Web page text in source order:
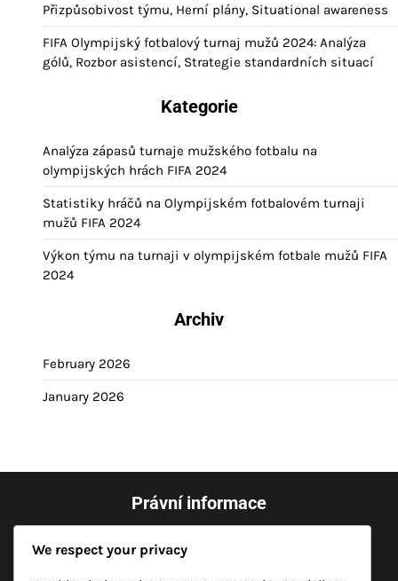
Přizpůsobivost týmu, Herní plány, Situational awareness
FIFA Olympijský fotbalový turnaj mužů 2024: Analýza
gólů, Rozbor asistencí, Strategie standardních situací
Kategorie
Analýza zápasů turnaje mužského fotbalu na
olympijských hrách FIFA 2024
Statistiky hráčů na Olympijském fotbalovém turnaji
mužů FIFA 2024
Výkon týmu na turnaji v olympijském fotbale mužů FIFA
2024
Archiv
February 2026
January 2026
Právní informace
Obchodní podmínky
We respect your privacy